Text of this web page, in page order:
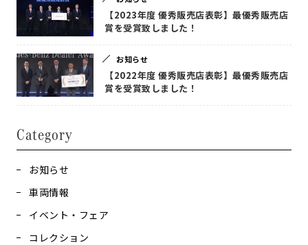
【2023年度 優秀販売店表彰】最優秀販売店
賞を受賞致しました！
お知らせ
【2022年度 優秀販売店表彰】最優秀販売店
賞を受賞致しました！
Category
お知らせ
車両情報
イベント・フェア
コレクション